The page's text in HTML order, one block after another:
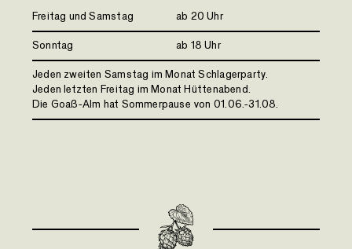
Freitag und Samstag ab 20 Uhr
Sonntag ab 18 Uhr
Jeden zweiten Samstag im Monat Schlagerparty.
Jeden letzten Freitag im Monat Hüttenabend.
Die Goaß-Alm hat Sommerpause von 01.06.-31.08.